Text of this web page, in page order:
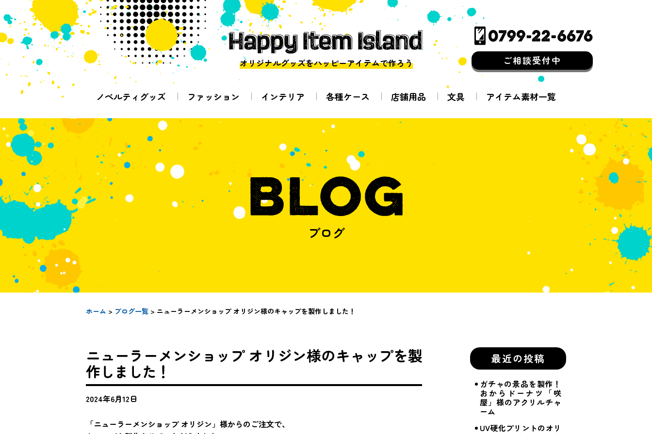
オリジナルグッズをハッピーアイテムで作ろう ご相談受付中
ノベルティグッズ ファッション インテリア 各種ケース 店舗用品 文具 アイテム素材一覧
ブログ
ホーム > ブログ一覧 > ニューラーメンショップ オリジン様のキャップを製作しました！
ニューラーメンショップ オリジン様のキャップを製
作しました！
2024年6月12日
「ニューラーメンショップ オリジン」様からのご注文で、
最近の投稿
ガチャの景品を製作！
おからドーナツ「咲
屋」様のアクリルチャ
ーム
UV硬化プリントのオリ